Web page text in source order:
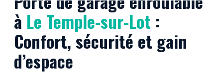
à Le Temple-sur-Lot :
Confort, sécurité et gain
d’espace